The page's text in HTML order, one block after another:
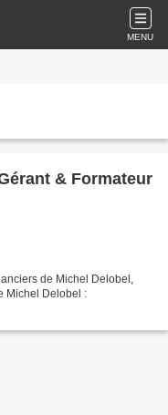
MENU
& Formateur
de Michel Delobel,
Michel Delobel :